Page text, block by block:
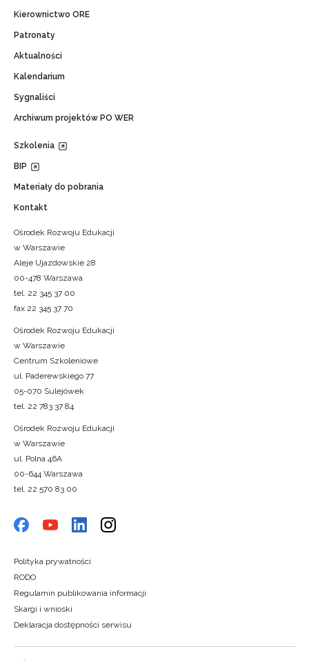
Kierownictwo ORE
Patronaty
Aktualności
Kalendarium
Sygnaliści
Archiwum projektów PO WER
Szkolenia
BIP
Materiały do pobrania
Kontakt
Ośrodek Rozwoju Edukacji
w Warszawie
Aleje Ujazdowskie 28
00-478 Warszawa
tel. 22 345 37 00
fax 22 345 37 70
Ośrodek Rozwoju Edukacji
w Warszawie
Centrum Szkoleniowe
ul. Paderewskiego 77
05-070 Sulejówek
tel. 22 783 37 84
Ośrodek Rozwoju Edukacji
w Warszawie
ul. Polna 46A
00-644 Warszawa
tel. 22 570 83 00
Polityka prywatności
RODO
Regulamin publikowania informacji
Skargi i wnioski
Deklaracja dostępności serwisu